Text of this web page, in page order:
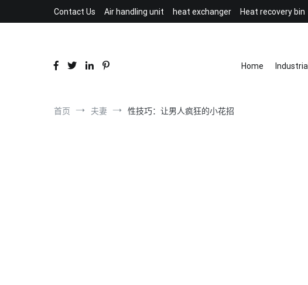
到
Contact Us Air handling unit heat exchanger Heat recovery bin
Home
Industrial
首页 夫妻 性技巧：让男人疯狂的小花招